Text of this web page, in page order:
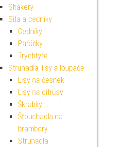
Shakery
Síta a cedníky
Cedníky
Pařáčky
Trychtýře
Struhadla, lisy a loupače
Lisy na česnek
Lisy na citrusy
Škrabky
Šťouchadla na
brambory
Struhadla